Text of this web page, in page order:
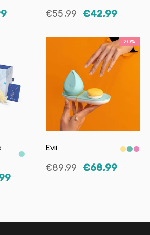
€55,99 €42,99
20%
Evii
€89,99 €68,99